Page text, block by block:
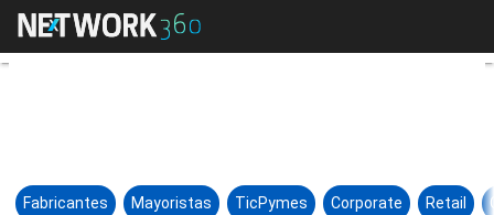
El número de líneas de ADSL
Fabricantes Mayoristas TicPymes Corporate Retail